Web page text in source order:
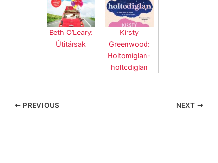
Beth O’Leary:
Útitársak
Kirsty
Greenwood:
Holtomiglan-
holtodiglan
PREVIOUS NEXT